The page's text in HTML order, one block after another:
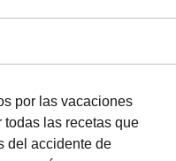
por las vacaciones
todas las recetas que
del accidente de